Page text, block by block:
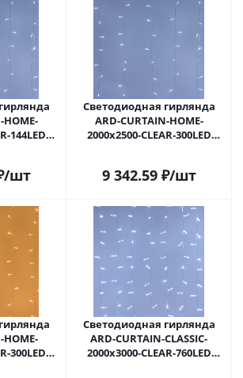
HOME-
144LED
/шт
Светодиодная гирлянда
ARD-CURTAIN-HOME-
2000x2500-CLEAR-300LED
9 342.59₽/шт
HOME-
300LED
Светодиодная гирлянда
ARD-CURTAIN-CLASSIC-
2000x3000-CLEAR-760LED